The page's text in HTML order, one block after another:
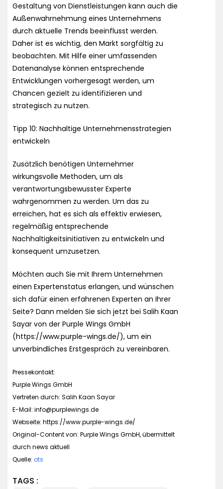
Gestaltung von Dienstleistungen kann auch die
Außenwahrnehmung eines Unternehmens
durch aktuelle Trends beeinflusst werden.
Daher ist es wichtig, den Markt sorgfältig zu
beobachten. Mit Hilfe einer umfassenden
Datenanalyse können entsprechende
Entwicklungen vorhergesagt werden, um
Chancen gezielt zu identifizieren und
strategisch zu nutzen.
Tipp 10: Nachhaltige Unternehmensstrategien
entwickeln
Zusätzlich benötigen Unternehmer
wirkungsvolle Methoden, um als
verantwortungsbewusster Experte
wahrgenommen zu werden. Um das zu
erreichen, hat es sich als effektiv erwiesen,
regelmäßig entsprechende
Nachhaltigkeitsinitiativen zu entwickeln und
konsequent umzusetzen.
Möchten auch Sie mit Ihrem Unternehmen
einen Expertenstatus erlangen, und wünschen
sich dafür einen erfahrenen Experten an Ihrer
Seite? Dann melden Sie sich jetzt bei Salih Kaan
Sayar von der Purple Wings GmbH
(https://www.purple-wings.de/), um ein
unverbindliches Erstgespräch zu vereinbaren.
Pressekontakt:
Purple Wings GmbH
Vertreten durch: Salih Kaan Sayar
E-Mail: info@purplewings.de
Webseite: https://www.purple-wings.de/
Original-Content von: Purple Wings GmbH, übermittelt
durch news aktuell
Quelle: ots
TAGS :